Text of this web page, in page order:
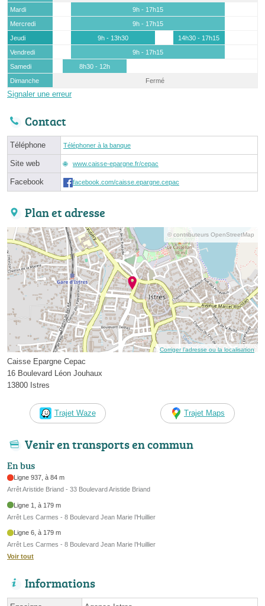
Mardi
9h - 17h15
Mercredi
9h - 17h15
Jeudi
9h - 13h30
14h30 - 17h15
Vendredi
9h - 17h15
Samedi
8h30 - 12h
Dimanche
Fermé
Signaler une erreur
Contact
Téléphone Téléphoner à la banque
Site web www.caisse-epargne.fr/cepac
Facebook facebook.com/caisse.epargne.cepac
Plan et adresse
© contributeurs OpenStreetMap
Corriger l’adresse ou la localisation
Caisse Epargne Cepac
16 Boulevard Léon Jouhaux
13800 Istres
Trajet Waze Trajet Maps
Venir en transports en commun
En bus
Ligne 937, à 84 m
Arrêt Aristide Briand - 33 Boulevard Aristide Briand
Ligne 1, à 179 m
Arrêt Les Carmes - 8 Boulevard Jean Marie l’Huillier
Ligne 6, à 179 m
Arrêt Les Carmes - 8 Boulevard Jean Marie l’Huillier
Voir tout
Informations